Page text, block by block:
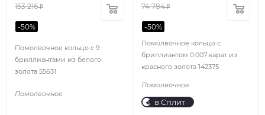
Помолвочное кольцо с 9
бриллиантами из белого
золота 55631
Помолвочное
153 216₽
-50%
Помолвочное кольцо с
бриллиантом 0.007 карат из
красного золота 142375
Помолвочное
74 784₽
-50%
в Сплит